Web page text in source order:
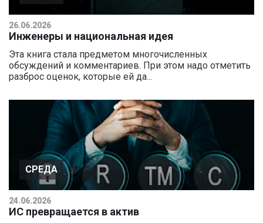
26.06.2026
Инженеры и национальная идея
Эта книга стала предметом многочисленных
обсуждений и комментариев. При этом надо отметить
разброс оценок, которые ей да...
СРЕДА
24.06.2026
ИС превращается в актив